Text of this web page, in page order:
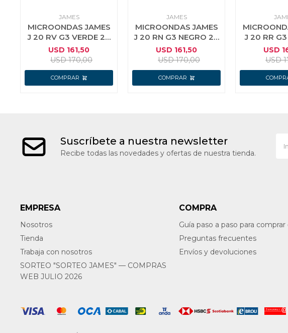
JAMES
MICROONDAS JAMES
J 20 RV G3 VERDE 20
LTS
USD 161,50
USD 170,00
JAMES
MICROONDAS JAMES
J 20 RN G3 NEGRO 20
LTS
USD 161,50
USD 170,00
J 20 RR
USD
USD
Suscríbete a nuestra newsletter
Recibe todas las novedades y ofertas de nuestra tienda.
EMPRESA
Nosotros
Tienda
Trabaja con nosotros
SORTEO "SORTEO JAMES" — COMPRAS
WEB JULIO 2026
COMPRA
Guía paso a paso para comprar
Preguntas frecuentes
Envíos y devoluciones